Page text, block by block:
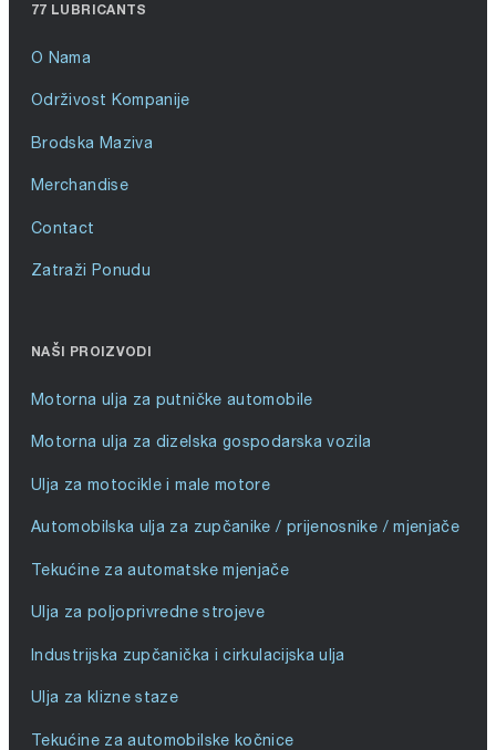
77 LUBRICANTS
O Nama
Održivost Kompanije
Brodska Maziva
Merchandise
Contact
Zatraži Ponudu
NAŠI PROIZVODI
Motorna ulja za putničke automobile
Motorna ulja za dizelska gospodarska vozila
Ulja za motocikle i male motore
Automobilska ulja za zupčanike / prijenosnike / mjenjače
Tekućine za automatske mjenjače
Ulja za poljoprivredne strojeve
Industrijska zupčanička i cirkulacijska ulja
Ulja za klizne staze
Tekućine za automobilske kočnice